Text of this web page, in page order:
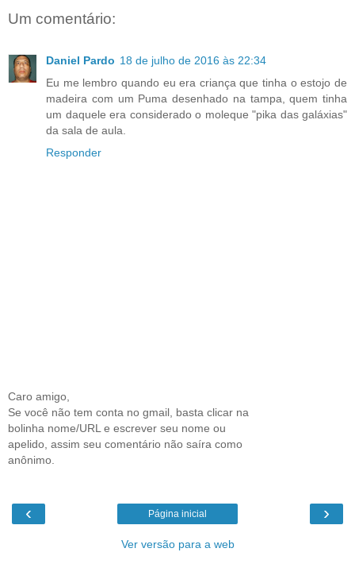
Um comentário:
Daniel Pardo 18 de julho de 2016 às 22:34
Eu me lembro quando eu era criança que tinha o estojo de
madeira com um Puma desenhado na tampa, quem tinha
um daquele era considerado o moleque "pika das galáxias"
da sala de aula.
Responder
Caro amigo,
Se você não tem conta no gmail, basta clicar na
bolinha nome/URL e escrever seu nome ou
apelido, assim seu comentário não saíra como
anônimo.
‹ ›
Página inicial
Ver versão para a web